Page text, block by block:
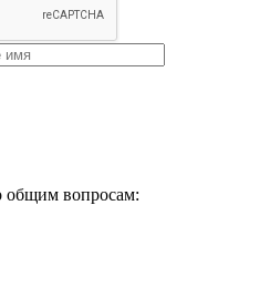
общим вопросам: